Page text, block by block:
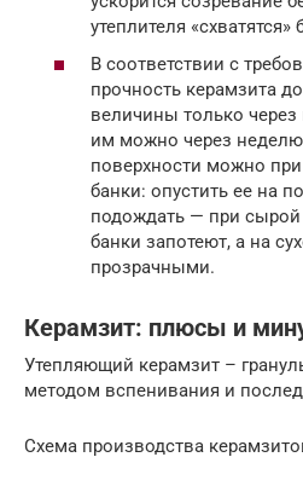
утеплителя «схватятся»
В соответствии с
прочность керамзита
величины только
им можно через
поверхности можно
банки: опустить ее на
подождать — при сырой
банки запотеют, а на
прозрачными.
Керамзит: плюсы и
Утепляющий керамзит –
методом вспенивания и
Схема производства